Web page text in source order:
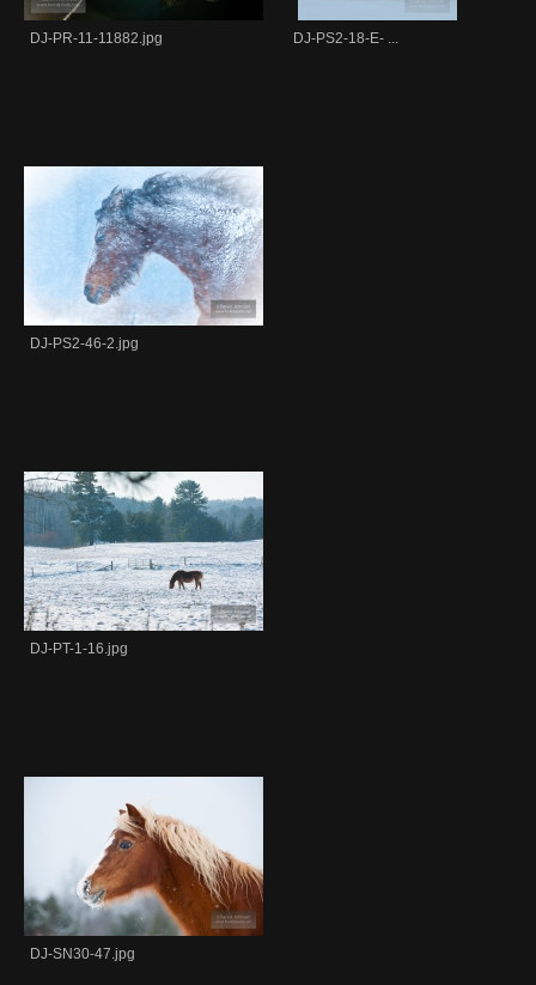
DJ-PR-11-11882.jpg DJ-PS2-18-E- ...
DJ-PS2-46-2.jpg
DJ-PT-1-16.jpg
DJ-SN30-47.jpg